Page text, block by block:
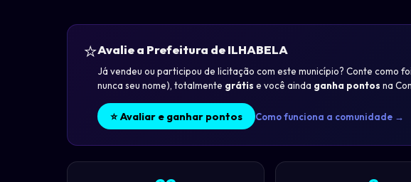
⭐Avalie a Prefeitura de ILHABELA
Já vendeu ou participou de licitação com este município? Conte como
nunca seu nome), totalmente grátis e você ainda ganha pontos na
⭐ Avaliar e ganhar pontos Como funciona a comunidade →